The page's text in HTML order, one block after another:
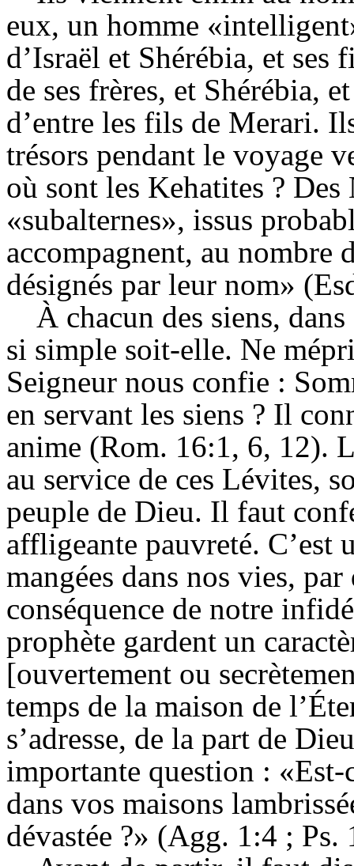
eux, un homme
d’Israël et Shérébia, et ses
de ses frères, et Shérébia,
d’entre les fils de Merari.
trésors pendant le voyage
où sont les Kehatites ?
«subalternes», issus
accompagnent, au nombre
désignés par leur nom»
À chacun des siens,
si simple soit-elle. Ne
Seigneur nous confie :
en servant les siens ? Il
anime (Rom. 16:1, 6, 12).
au service de ces Lévites,
peuple de Dieu. Il faut
affligeante pauvreté. C’est
mangées dans nos vies,
conséquence de notre
prophète gardent un
[ouvertement ou
temps de la maison de
s’adresse, de la part de
importante question : «Est-
dans vos maisons
dévastée ?» (Agg. 1:4 ; Ps.